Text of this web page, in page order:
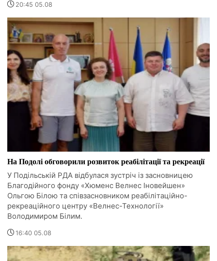
20:45 05.08
На Подолі обговорили розвиток реабілітації та рекреації
У Подільській РДА відбулася зустріч із засновницею
Благодійного фонду «Хюменс Велнес Іновейшен»
Ольгою Білою та співзасновником реабілітаційно-
рекреаційного центру «Велнес-Технології»
Володимиром Білим.
16:40 05.08